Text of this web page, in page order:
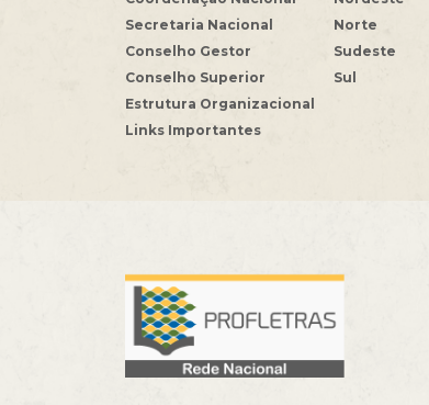
Secretaria Nacional
Conselho Gestor
Conselho Superior
Estrutura Organizacional
Links Importantes
Norte
Sudeste
Sul